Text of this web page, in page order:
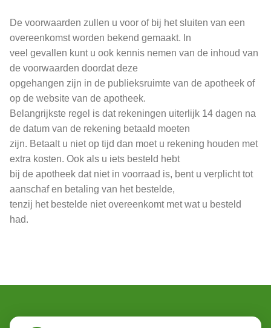
De voorwaarden zullen u voor of bij het sluiten van een
overeenkomst worden bekend gemaakt. In
veel gevallen kunt u ook kennis nemen van de inhoud van
de voorwaarden doordat deze
opgehangen zijn in de publieksruimte van de apotheek of
op de website van de apotheek.
Belangrijkste regel is dat rekeningen uiterlijk 14 dagen na
de datum van de rekening betaald moeten
zijn. Betaalt u niet op tijd dan moet u rekening houden met
extra kosten. Ook als u iets besteld hebt
bij de apotheek dat niet in voorraad is, bent u verplicht tot
aanschaf en betaling van het bestelde,
tenzij het bestelde niet overeenkomt met wat u besteld
had.